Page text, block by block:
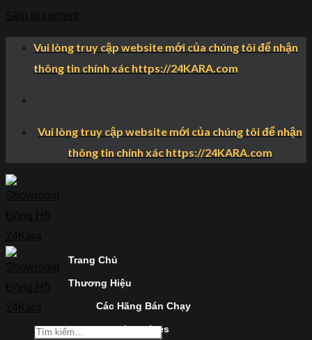
Vui lòng truy cập website mới của chúng tôi để nhận
thông tin chính xác https://24KARA.com
Vui lòng truy cập website mới của chúng tôi để nhận
thông tin chính xác https://24KARA.com
Trang Chủ
Thương Hiệu
Các Hãng Bán Chạy
Longines